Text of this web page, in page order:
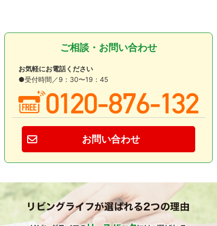
ご相談・お問い合わせ
お気軽にお電話ください
●受付時間／9：30〜19：45
お問い合わせ